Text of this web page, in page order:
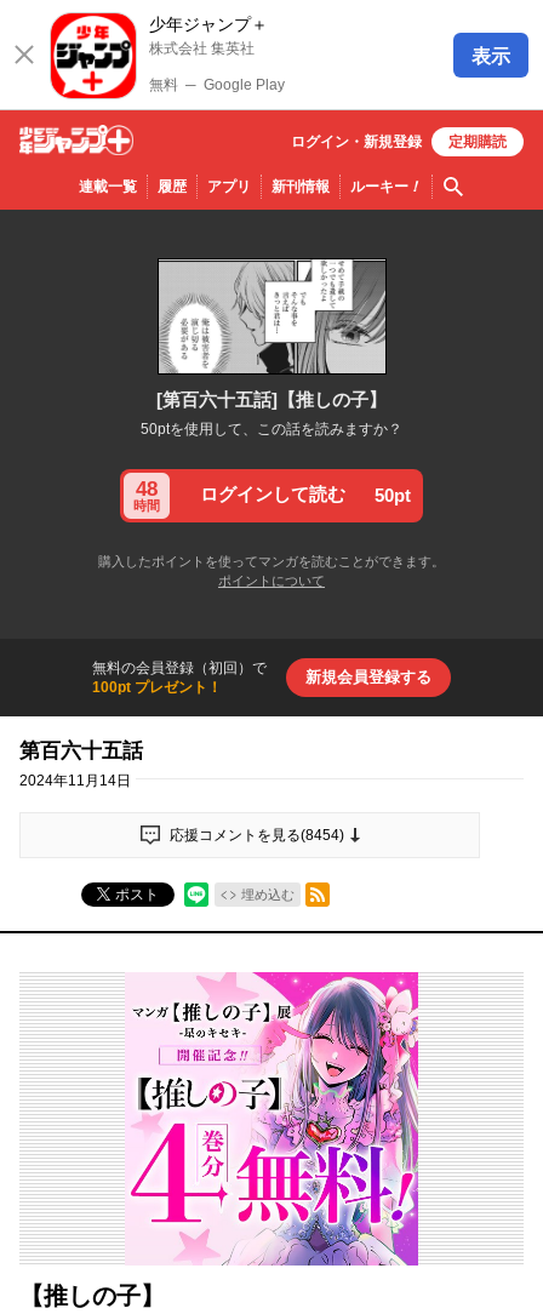
少年ジャンプ＋
株式会社 集英社
無料 ─ Google Play
表示
少年ジ
ャンプ
連載一覧 履歴 アプリ 新刊情報 ルーキー！ 検索
ログイン・ 新規登録 定期購読
[第百六十五話]【推しの子】
50ptを使用して、この話を読みますか？
48
時間
ログインして読む 50pt
購入したポイントを使ってマンガを読むことができます。
ポイントについて
無料の会員登録（初回）で
100pt プレゼント！
新規会員登録する
第百六十五話
2024年11月14日
応援コメントを見る(8454)
ポスト 埋め込む
RSSフィード
【推しの子】